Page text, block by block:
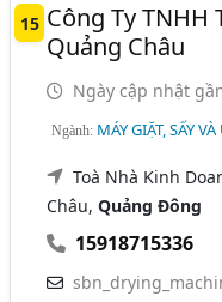
15 Công Ty TNHH
Quảng Châu
Ngày cập nhật
Ngành: MÁY GIẶT, SẤY
Toà Nhà Kinh
Châu,Quảng Đông
15918715336